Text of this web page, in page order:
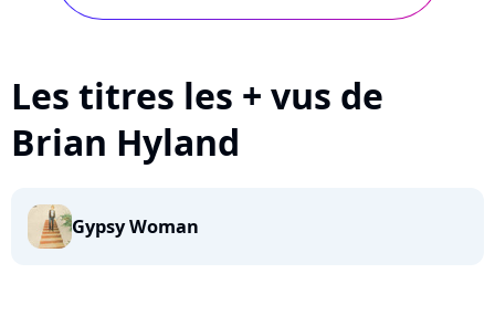
Les titres les + vus de
Brian Hyland
Gypsy Woman